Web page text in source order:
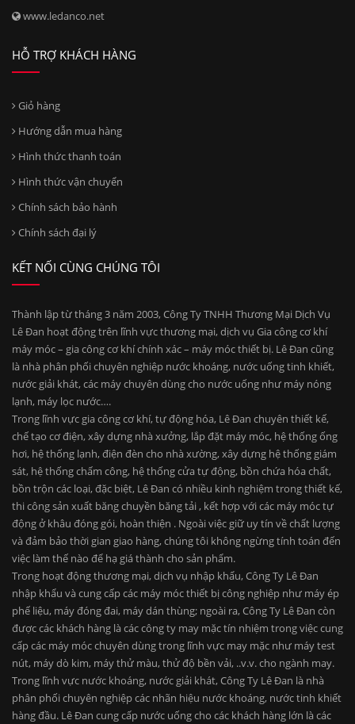
www.ledanco.net
HỖ TRỢ KHÁCH HÀNG
Giỏ hàng
Hướng dẫn mua hàng
Hình thức thanh toán
Hình thức vận chuyển
Chính sách bảo hành
Chính sách đại lý
KẾT NỐI CÙNG CHÚNG TÔI
Thành lập từ tháng 3 năm 2003, Công Ty TNHH Thương Mại Dịch Vụ
Lê Đan hoạt động trên lĩnh vực thương mại, dịch vụ Gia công cơ khí
máy móc – gia công cơ khí chính xác – máy móc thiết bị. Lê Đan cũng
là nhà phân phối chuyên nghiệp nước khoáng, nước uống tinh khiết,
nước giải khát, các máy chuyên dùng cho nước uống như máy nóng
lạnh, máy lọc nước….
Trong lĩnh vực gia công cơ khí, tự động hóa, Lê Đan chuyên thiết kế,
chế tạo cơ điện, xây dựng nhà xưởng, lắp đặt máy móc, hệ thống ống
hơi, hệ thống lạnh, điện đèn cho nhà xường, xây dựng hệ thống giám
sát, hệ thống chấm công, hệ thống cửa tự động, bồn chứa hóa chất,
bồn trộn các loại, đặc biệt, Lê Đan có nhiều kinh nghiệm trong thiết kế,
thi công sản xuất băng chuyền băng tải , kết hợp với các máy móc tự
động ở khâu đóng gói, hoàn thiện . Ngoài việc giữ uy tín về chất lượng
và đảm bảo thời gian giao hàng, chúng tôi không ngừng tính toán đến
việc làm thế nào để hạ giá thành cho sản phẩm.
Trong hoạt động thương mại, dịch vụ nhập khẩu, Công Ty Lê Đan
nhập khẩu và cung cấp các máy móc thiết bị công nghiệp như máy ép
phế liệu, máy đóng đai, máy dán thùng; ngoài ra, Công Ty Lê Đan còn
được các khách hàng là các công ty may mặc tín nhiệm trong việc cung
cấp các máy móc chuyên dùng trong lĩnh vực may mặc như máy test
nút, máy dò kim, máy thử màu, thử độ bền vải, ..v.v. cho ngành may.
Trong lĩnh vực nước khoáng, nước giải khát, Công Ty Lê Đan là nhà
phân phối chuyên nghiệp các nhãn hiệu nước khoáng, nước tinh khiết
hàng đầu. Lê Đan cung cấp nước uống cho các khách hàng lớn là các